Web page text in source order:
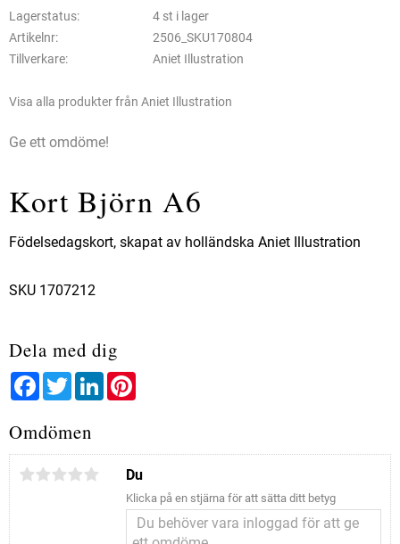
Lagerstatus
4 st i lager
Artikelnr
2506_SKU170804
Tillverkare
Aniet Illustration
Visa alla produkter från Aniet Illustration
Ge ett omdöme!
Kort Björn A6
Födelsedagskort, skapat av holländska Aniet Illustration
SKU 1707212
Dela med dig
FacebookTwitterLinkedIn
Omdömen
Du
Klicka på en stjärna för att sätta ditt betyg